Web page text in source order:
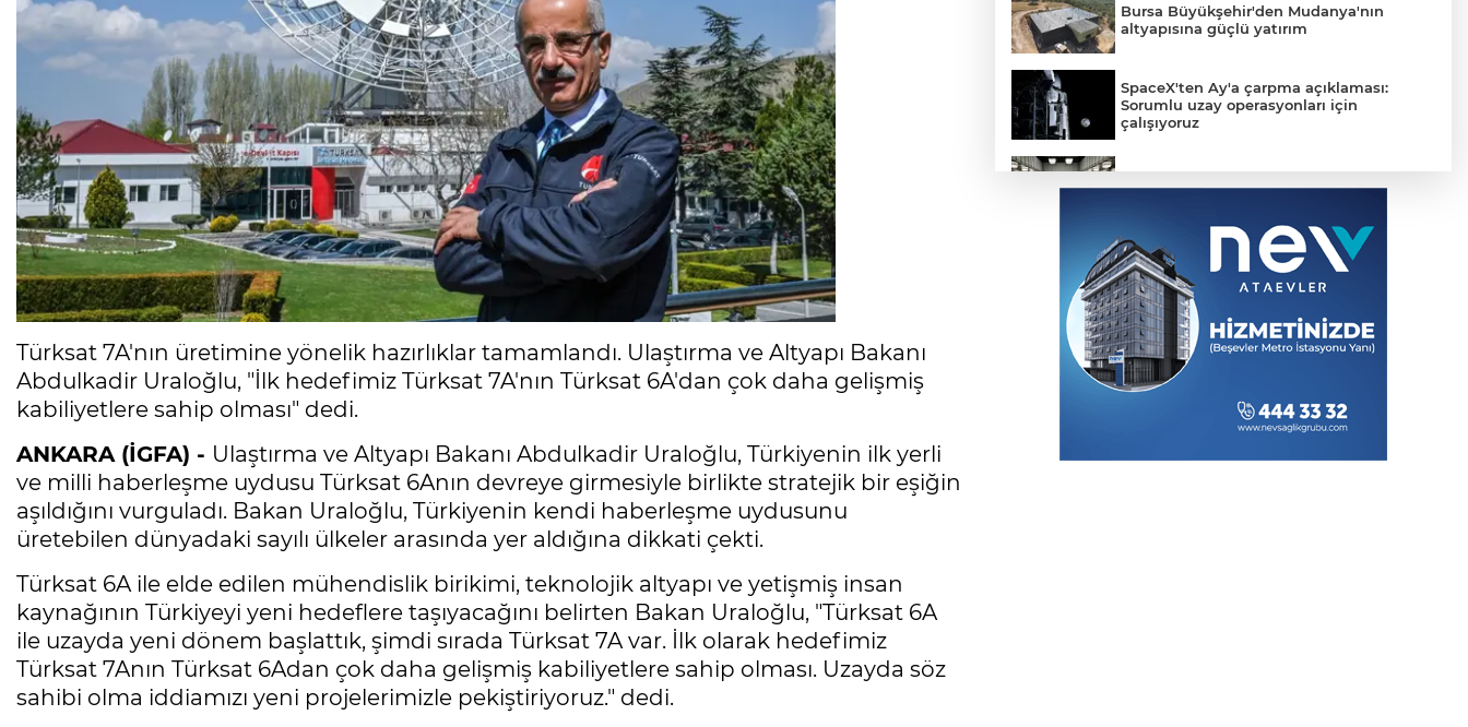
Türksat 7A'nın üretimine yönelik hazırlıklar tamamlandı. Ulaştırma ve Altyapı Bakanı
Abdulkadir Uraloğlu, "İlk hedefimiz Türksat 7A'nın Türksat 6A'dan çok daha gelişmiş
kabiliyetlere sahip olması" dedi.
ANKARA (İGFA) - Ulaştırma ve Altyapı Bakanı Abdulkadir Uraloğlu, Türkiyenin ilk yerli
ve milli haberleşme uydusu Türksat 6Anın devreye girmesiyle birlikte stratejik bir eşiğin
aşıldığını vurguladı. Bakan Uraloğlu, Türkiyenin kendi haberleşme uydusunu
üretebilen dünyadaki sayılı ülkeler arasında yer aldığına dikkati çekti.
Türksat 6A ile elde edilen mühendislik birikimi, teknolojik altyapı ve yetişmiş insan
kaynağının Türkiyeyi yeni hedeflere taşıyacağını belirten Bakan Uraloğlu, "Türksat 6A
ile uzayda yeni dönem başlattık, şimdi sırada Türksat 7A var. İlk olarak hedefimiz
Türksat 7Anın Türksat 6Adan çok daha gelişmiş kabiliyetlere sahip olması. Uzayda söz
sahibi olma iddiamızı yeni projelerimizle pekiştiriyoruz." dedi.
Bursa Büyükşehir'den Mudanya'nın
altyapısına güçlü yatırım
SpaceX'ten Ay'a çarpma açıklaması:
Sorumlu uzay operasyonları için
çalışıyoruz
Kayseri Büyükşehir gökyüzü tutkunlarını
Erciyes'te buluşturacak
Bilişim 500'de 39 Milyar Dolarlık Dev
Hacim
Kalyon İnşaat, Abu Dabi ile Dubai
İndiriyor